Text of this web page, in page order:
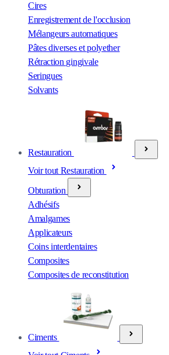
Cires
Enregistrement de l'occlusion
Mélangeurs automatiques
Pâtes diverses et polyether
Rétraction gingivale
Seringues
Solvants
Restauration
Voir tout Restauration
Obturation
Adhésifs
Amalgames
Applicateurs
Coins interdentaires
Composites
Composites de reconstitution
Ciments